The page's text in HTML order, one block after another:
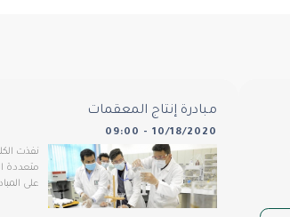
مبادرة إنتاج المعقمات
10/18/2020 - 09:00
نفذت
متعددة
على